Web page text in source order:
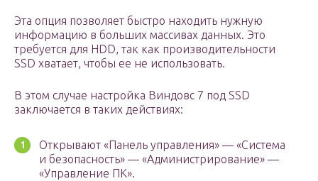
Эта опция позволяет быстро находить нужную
информацию в больших массивах данных. Это
требуется для HDD, так как производительности
SSD хватает, чтобы ее не использовать.
В этом случае настройка Виндовс 7 под SSD
заключается в таких действиях:
Открывают «Панель управления» — «Система
и безопасность» — «Администрирование» —
«Управление ПК».